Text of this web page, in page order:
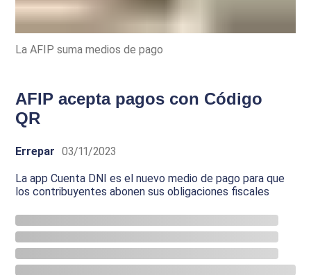
La AFIP suma medios de pago
AFIP acepta pagos con Código
QR
Errepar 03/11/2023
La app Cuenta DNI es el nuevo medio de pago para que
los contribuyentes abonen sus obligaciones fiscales